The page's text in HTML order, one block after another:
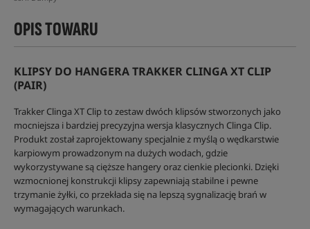
OPIS TOWARU
KLIPSY DO HANGERA TRAKKER CLINGA XT CLIP
(PAIR)
Trakker Clinga XT Clip to zestaw dwóch klipsów stworzonych jako
mocniejsza i bardziej precyzyjna wersja klasycznych Clinga Clip.
Produkt został zaprojektowany specjalnie z myślą o wędkarstwie
karpiowym prowadzonym na dużych wodach, gdzie
wykorzystywane są cięższe hangery oraz cienkie plecionki. Dzięki
wzmocnionej konstrukcji klipsy zapewniają stabilne i pewne
trzymanie żyłki, co przekłada się na lepszą sygnalizację brań w
wymagających warunkach.